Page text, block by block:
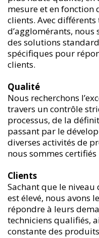
mesure et en fonction
clients. Avec différents
d’agglomérants, nous
des solutions
spécifiques pour
clients.
Qualité
Nous recherchons
travers un contrôle
processus, de la
passant par le
diverses activités de
nous sommes certifiés
Clients
Sachant que le
est élevé, nous avons
répondre à leurs
techniciens qualifiés,
constante des